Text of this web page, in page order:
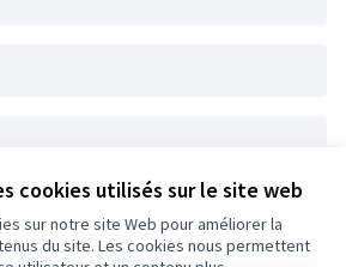
cookies utilisés sur le site web
sur notre site Web pour améliorer la
du site. Les cookies nous permettent